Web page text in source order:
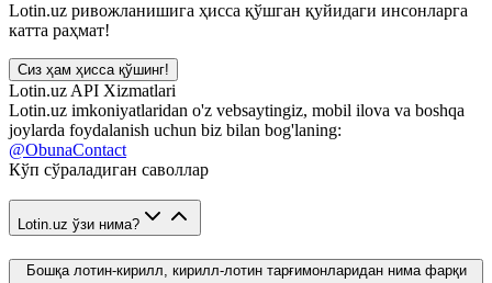
Lotin.uz ривожланишига ҳисса қўшган қуйидаги инсонларга
катта раҳмат!
Сиз ҳам ҳисса қўшинг!
Lotin.uz API Xizmatlari
Lotin.uz imkoniyatlaridan o'z vebsaytingiz, mobil ilova va boshqa
joylarda foydalanish uchun biz bilan bog'laning:
@ObunaContact
Кўп сўраладиган саволлар
Lotin.uz ўзи нима?
Бошқа лотин-кирилл, кирилл-лотин тарғимонларидан нима фарқи